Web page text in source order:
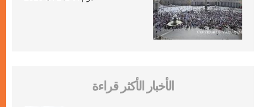
الأخبار الأكثر قراءة